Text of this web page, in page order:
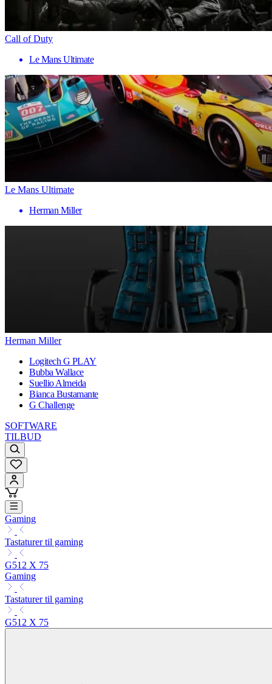
Call of Duty
Le Mans Ultimate
Le Mans Ultimate
Herman Miller
Herman Miller
Logitech G PLAY
Bubba Wallace
Suellio Almeida
Bianca Bustamante
G Challenge
SOFTWARE
TILBUD
Gaming
Tastaturer til gaming
G512 X 75
Gaming
Tastaturer til gaming
G512 X 75